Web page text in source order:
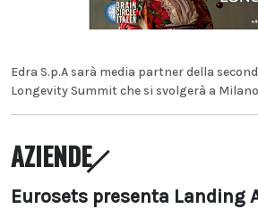
Edra S.p.A sarà media partner della
Longevity Summit che si svolgerà a Milano
AZIENDE
Eurosets presenta Landing